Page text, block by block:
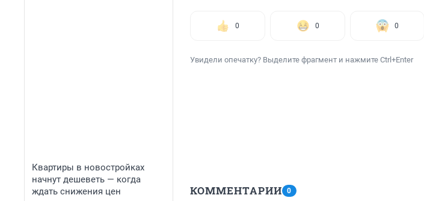
Квартиры в новостройках
начнут дешеветь — когда
ждать снижения цен
0 0 0
Увидели опечатку? Выделите фрагмент и нажмите Ctrl+Enter
КОММЕНТАРИИ 0